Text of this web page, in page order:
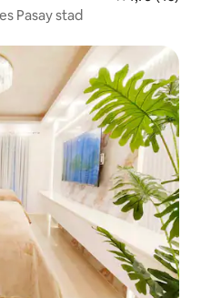
Pasay stad